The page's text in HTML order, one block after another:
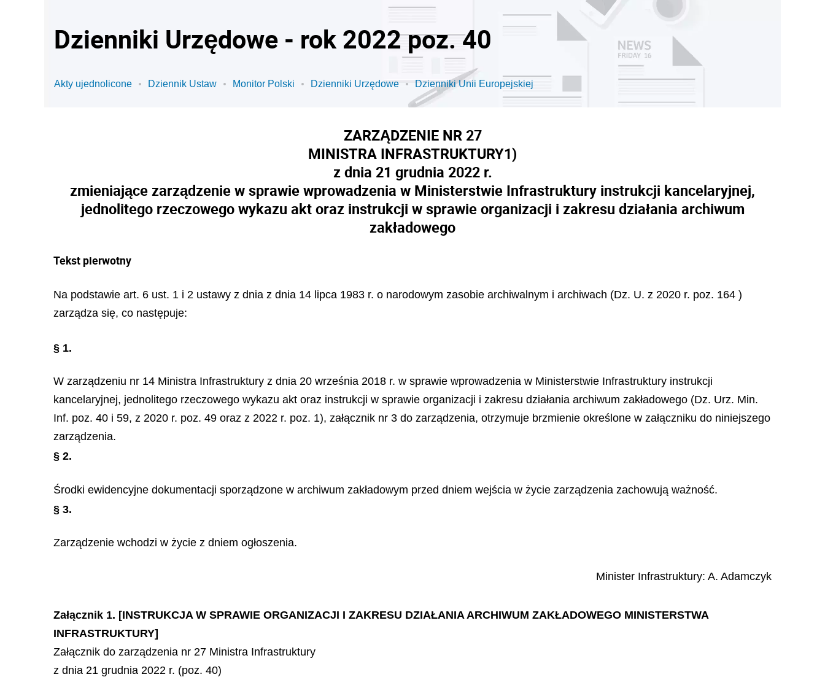
Dzienniki Urzędowe - rok 2022 poz. 40
Akty ujednolicone Dziennik Ustaw Monitor Polski Dzienniki Urzędowe Dzienniki Unii Europejskiej
ZARZĄDZENIE NR 27
MINISTRA INFRASTRUKTURY1)
z dnia 21 grudnia 2022 r.
zmieniające zarządzenie w sprawie wprowadzenia w Ministerstwie Infrastruktury instrukcji kancelaryjnej,
jednolitego rzeczowego wykazu akt oraz instrukcji w sprawie organizacji i zakresu działania archiwum
zakładowego
Tekst pierwotny
Na podstawie art. 6 ust. 1 i 2 ustawy z dnia z dnia 14 lipca 1983 r. o narodowym zasobie archiwalnym i archiwach (Dz. U. z 2020 r. poz. 164 )
zarządza się, co następuje:
§ 1.
W zarządzeniu nr 14 Ministra Infrastruktury z dnia 20 września 2018 r. w sprawie wprowadzenia w Ministerstwie Infrastruktury instrukcji
kancelaryjnej, jednolitego rzeczowego wykazu akt oraz instrukcji w sprawie organizacji i zakresu działania archiwum zakładowego (Dz. Urz. Min.
Inf. poz. 40 i 59, z 2020 r. poz. 49 oraz z 2022 r. poz. 1), załącznik nr 3 do zarządzenia, otrzymuje brzmienie określone w załączniku do niniejszego
zarządzenia.
§ 2.
Środki ewidencyjne dokumentacji sporządzone w archiwum zakładowym przed dniem wejścia w życie zarządzenia zachowują ważność.
§ 3.
Zarządzenie wchodzi w życie z dniem ogłoszenia.
Minister Infrastruktury: A. Adamczyk
Załącznik 1. [INSTRUKCJA W SPRAWIE ORGANIZACJI I ZAKRESU DZIAŁANIA ARCHIWUM ZAKŁADOWEGO MINISTERSTWA
INFRASTRUKTURY]
Załącznik do zarządzenia nr 27 Ministra Infrastruktury
z dnia 21 grudnia 2022 r. (poz. 40)